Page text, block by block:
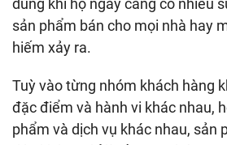
dùng khi họ ngày càng có nhiều
sản phẩm bán cho mọi nhà hay
hiếm xảy ra.
Tuỳ vào từng nhóm khách hàng
đặc điểm và hành vi khác nhau,
phẩm và dịch vụ khác nhau, sản